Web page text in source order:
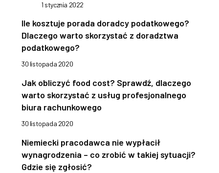
1 stycznia 2022
Ile kosztuje porada doradcy podatkowego?
Dlaczego warto skorzystać z doradztwa
podatkowego?
30 listopada 2020
Jak obliczyć food cost? Sprawdź, dlaczego
warto skorzystać z usług profesjonalnego
biura rachunkowego
30 listopada 2020
Niemiecki pracodawca nie wypłacił
wynagrodzenia – co zrobić w takiej sytuacji?
Gdzie się zgłosić?